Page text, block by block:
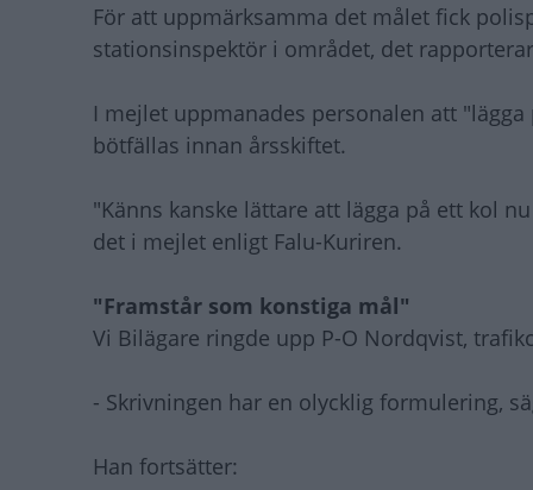
För att uppmärksamma det målet fick
stationsinspektör i området, det
I mejlet uppmanades personalen att
bötfällas innan årsskiftet.
"Känns kanske lättare att lägga på ett kol
det i mejlet enligt Falu-Kuriren.
"Framstår som konstiga mål"
Vi Bilägare ringde upp P-O Nordqvist,
- Skrivningen har en olycklig formulering,
Han fortsätter: